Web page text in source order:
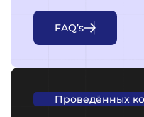
FAQ’s
Проведённых